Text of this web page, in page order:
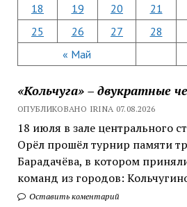
« Май
18
19 20 21
25
26 27 28
«Кольчуга» – двукратные
ОПУБЛИКОВАНО IRINA 07.08.2026
18 июля в зале центрального
Орёл прошёл турнир памяти
Барадачёва, в котором
команд из городов:
Оставить коментарий